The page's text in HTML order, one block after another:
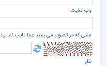
وب سایت
متنی که در تصویر می بینید عینا تایپ نمایید
نظر